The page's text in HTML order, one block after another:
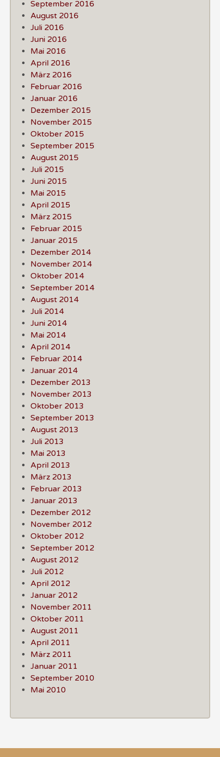
September 2016
August 2016
Juli 2016
Juni 2016
Mai 2016
April 2016
März 2016
Februar 2016
Januar 2016
Dezember 2015
November 2015
Oktober 2015
September 2015
August 2015
Juli 2015
Juni 2015
Mai 2015
April 2015
März 2015
Februar 2015
Januar 2015
Dezember 2014
November 2014
Oktober 2014
September 2014
August 2014
Juli 2014
Juni 2014
Mai 2014
April 2014
Februar 2014
Januar 2014
Dezember 2013
November 2013
Oktober 2013
September 2013
August 2013
Juli 2013
Mai 2013
April 2013
März 2013
Februar 2013
Januar 2013
Dezember 2012
November 2012
Oktober 2012
September 2012
August 2012
Juli 2012
April 2012
Januar 2012
November 2011
Oktober 2011
August 2011
April 2011
März 2011
Januar 2011
September 2010
Mai 2010